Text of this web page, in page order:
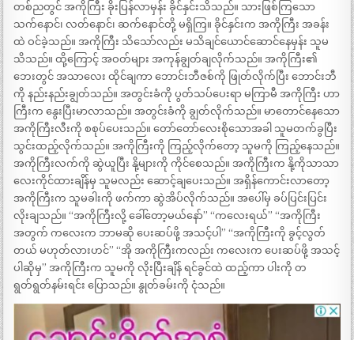
တစ်ညတွင် အကိုကြီး ခိုးပြန်လာမှန်း ခိုင်နှင်းသိသည်။ သားဖြစ်ကြသော
သက်နောင်၊ လတ်နောင်၊ ဆက်နောင်တို့ မရှိကြ။ ခိုင်နှင်းက အကိုကြီး အခန်း
ထဲ ဝင်ခဲ့သည်။ အကိုကြီး သိသော်လည်း မသိချင်ယောင်ဆောင်နေမှန်း သူမ
သိသည်။ ထို့ကြောင့် အဝတ်များ အကုန်ချွတ်ချလိုက်သည်။ အကိုကြီး၏
ဘေးတွင် အသာလေး ထိုင်ချကာ ဘောင်းဘီဇစ်ကို ဖြုတ်လိုက်ပြီး ဘောင်းဘီ
ကို နည်းနည်းချွတ်သည်။ အတွင်းခံကို ပွတ်သပ်ပေးရာ မကြာမီ အကိုကြီး ဟာ
ကြီးက နွေးပြီးမာလာသည်။ အတွင်းခံကို ချွတ်လိုက်သည်။ မာတောင်နေသော
အကိုကြီးလီးကို စစုပ်ပေးသည်။ တော်တော်လေးစိုသောအခါ သူမတက်ခွပြီး
သွင်းထည့်လိုက်သည်။ အကိုကြီးကို ကြည့်လိုက်တော့ သူမကို ကြည့်နေသည်။
အကိုကြီးလက်ကို ဆွဲယူပြီး နို့များကို ကိုင်စေသည်။ အကိုကြီးက နို့ကိုသာသာ
လေးကိုင်ထားချိန်မှ သူမလည်း ဆောင့်ချပေးသည်။ အရှိန်ကောင်းလာတော့
အကိုကြီးက သူမခါးကို ဖက်ကာ ဆွဲအိပ်လိုက်သည်။ အပေါ်မှ ခပ်ပြင်းပြင်း
လိုးချသည်။ “အကိုကြီးလို့ ခေါ်တော့မယ်နော်” “ကလေးရယ်” “အကိုကြီး
အတွက် ကလေးက ဘာမဆို ပေးဆပ်ဖို့ အသင့်ပါ” “အကိုကြီးကို ခွင့်လွတ်
တယ် မဟုတ်လားဟင်” “အို အကိုကြီးကလည်း ကလေးက ပေးဆပ်ဖို့ အသင့်
ပါဆိုမှ” အကိုကြီးက သူမကို လိုးပြီးချိန် ရင်ခွင်ထဲ ထည့်ကာ ပါးကို တ
ရွတ်ရွတ်နမ်းရင်း ပြောသည်။ နွုတ်ခမ်းကို ငုံသည်။